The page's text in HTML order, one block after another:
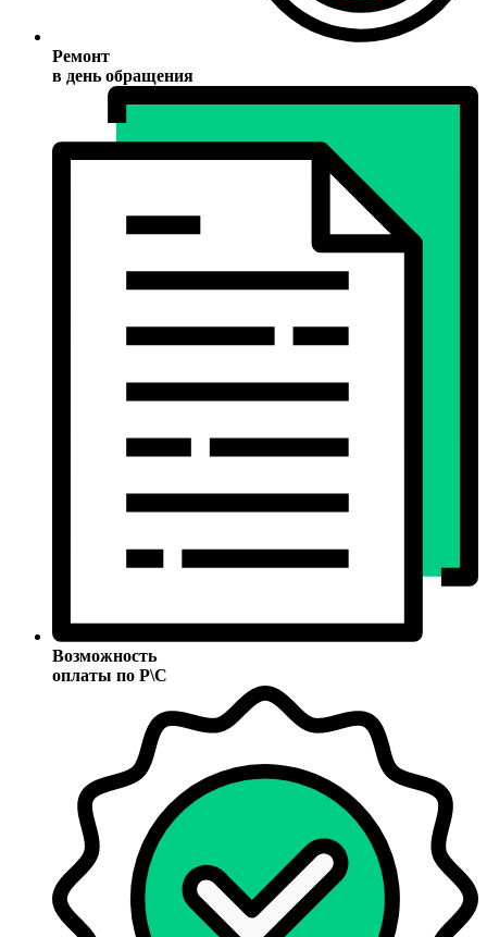
Ремонт
в день обращения
Возможность
оплаты по Р\С